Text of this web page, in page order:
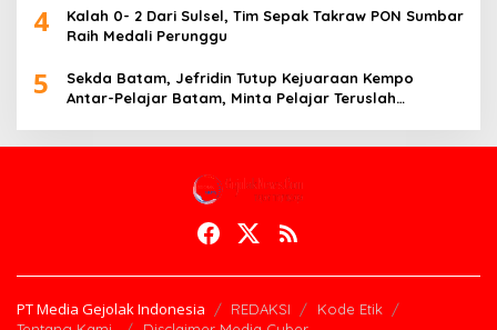
4
Kalah 0- 2 Dari Sulsel, Tim Sepak Takraw PON Sumbar
Raih Medali Perunggu
5
Sekda Batam, Jefridin Tutup Kejuaraan Kempo
Antar-Pelajar Batam, Minta Pelajar Teruslah
PT Media Gejolak Indonesia REDAKSI
Kode Etik